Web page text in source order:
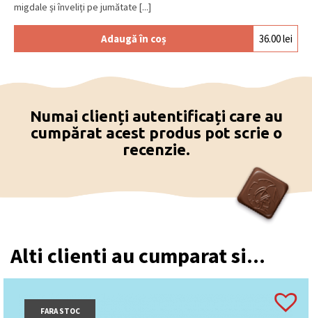
migdale și înveliți pe jumătate [...]
Adaugă în coș 36.00lei
Numai clienți autentificați care au
cumpărat acest produs pot scrie o
recenzie.
Alti clienti au cumparat si...
FARA STOC